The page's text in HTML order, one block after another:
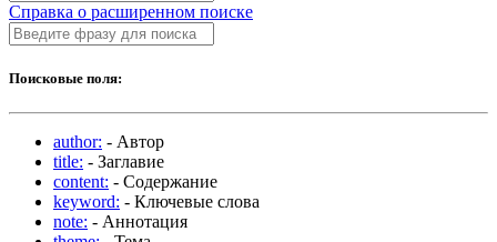
Справка о расширенном поиске
Поисковые поля:
author: - Автор
title: - Заглавие
content: - Содержание
keyword: - Ключевые слова
note: - Аннотация